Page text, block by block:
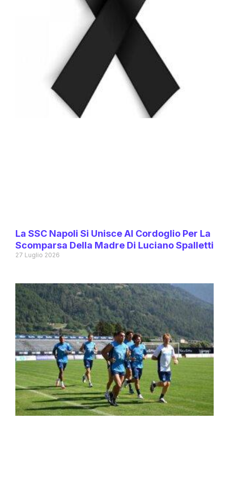
La SSC Napoli Si Unisce Al Cordoglio Per La
Scomparsa Della Madre Di Luciano Spalletti
27 Luglio 2026